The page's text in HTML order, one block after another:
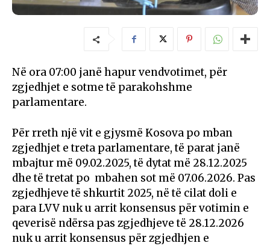
Në ora 07:00 janë hapur vendvotimet, për
zgjedhjet e sotme të parakohshme
parlamentare.
Për rreth një vit e gjysmë Kosova po mban
zgjedhjet e treta parlamentare, të parat janë
mbajtur më 09.02.2025, të dytat më 28.12.2025
dhe të tretat po mbahen sot më 07.06.2026. Pas
zgjedhjeve të shkurtit 2025, në të cilat doli e
para LVV nuk u arrit konsensus për votimin e
qeverisë ndërsa pas zgjedhjeve të 28.12.2026
nuk u arrit konsensus për zgjedhjen e